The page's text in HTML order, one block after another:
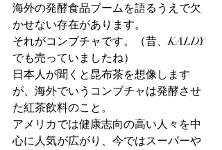
海外の発酵食品ブームを語るうえで欠
かせない存在があります。
それがコンブチャです。（昔、KALDY
でも売っていましたね）
日本人が聞くと昆布茶を想像します
が、海外でいうコンブチャは発酵させ
た紅茶飲料のこと。
アメリカでは健康志向の高い人々を中
心に人気が広がり、今ではスーパーや